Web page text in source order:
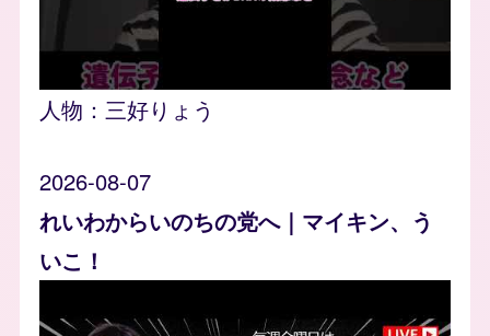
人物： 三好りょう
2026-08-07
れいわからいのちの党へ｜マイキン、う
いこ！